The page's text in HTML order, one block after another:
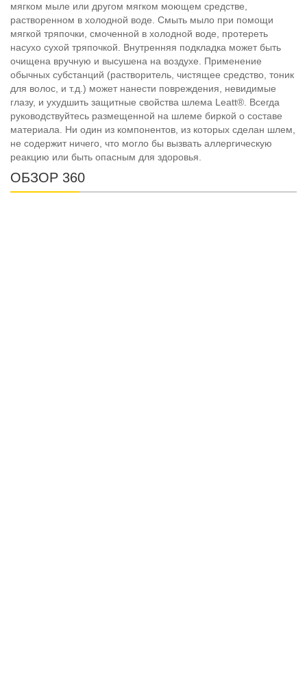
мягком мыле или другом мягком моющем средстве,
растворенном в холодной воде. Смыть мыло при помощи
мягкой тряпочки, смоченной в холодной воде, протереть
насухо сухой тряпочкой. Внутренняя подкладка может быть
очищена вручную и высушена на воздухе. Применение
обычных субстанций (растворитель, чистящее средство, тоник
для волос, и т.д.) может нанести повреждения, невидимые
глазу, и ухудшить защитные свойства шлема Leatt®. Всегда
руководствуйтесь размещенной на шлеме биркой о составе
материала. Ни один из компонентов, из которых сделан шлем,
не содержит ничего, что могло бы вызвать аллергическую
реакцию или быть опасным для здоровья.
ОБЗОР 360